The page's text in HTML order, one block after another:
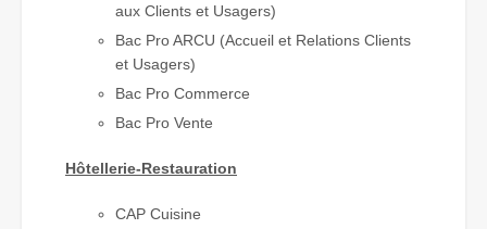
aux Clients et Usagers)
Bac Pro ARCU (Accueil et Relations Clients
et Usagers)
Bac Pro Commerce
Bac Pro Vente
Hôtellerie-Restauration
CAP Cuisine